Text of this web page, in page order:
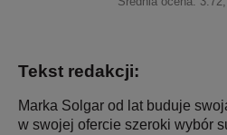
Tekst redakcji:
Marka Solgar od lat buduje
w swojej ofercie szeroki wybór